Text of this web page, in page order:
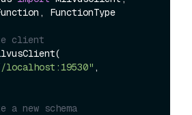
FunctionType
client
,
new schema